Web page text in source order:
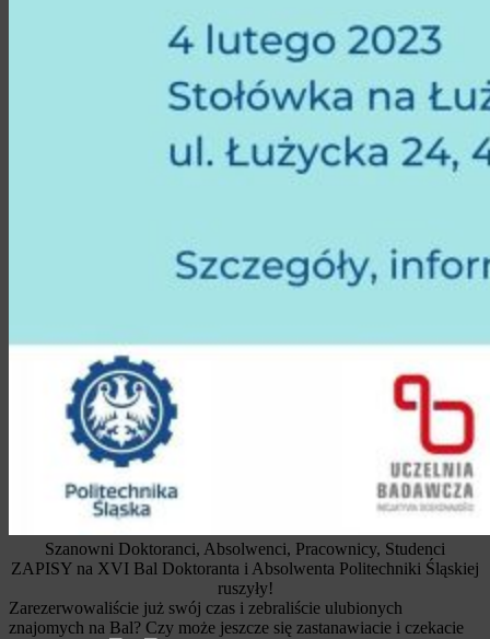
Szanowni Doktoranci, Absolwenci, Pracownicy, Studenci
ZAPISY na XVI Bal Doktoranta i Absolwenta Politechniki Śląskiej
ruszyły!
Zarezerwowaliście już swój czas i zebraliście ulubionych
znajomych na Bal? Czy może jeszcze się zastanawiacie i czekacie